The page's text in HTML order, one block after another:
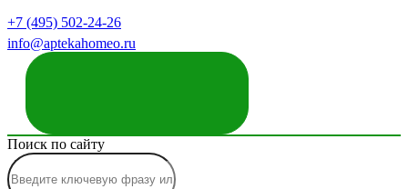
+7 (495) 502-24-26
info@aptekahomeo.ru
Поиск по сайту